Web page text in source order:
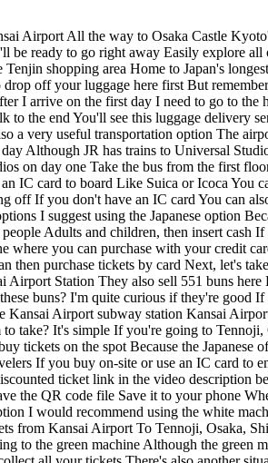
Airport All the way to Osaka Castle
be ready to go right away Easily explore
shopping area Home to Japan's
off your luggage here first But
I arrive on the first day I need to go to the
the end You'll see this luggage delivery
a very useful transportation option The
Although JR has trains to Universal
on day one Take the bus from the first
IC card to board Like Suica or Icoca You
If you don't have an IC card You can
I suggest using the Japanese option
Adults and children, then insert cash
where you can purchase with your credit
then purchase tickets by card Next, let's
Station They also sell 551 buns here
buns? I'm quite curious if they're good
Airport subway station Kansai
take? It's simple If you're going to
tickets on the spot Because the Japanese
If you buy on-site or use an IC card to
ticket link in the video description
the QR code file Save it to your phone
I would recommend using the white
from Kansai Airport To Tennoji, Osaka,
to the green machine Although the green